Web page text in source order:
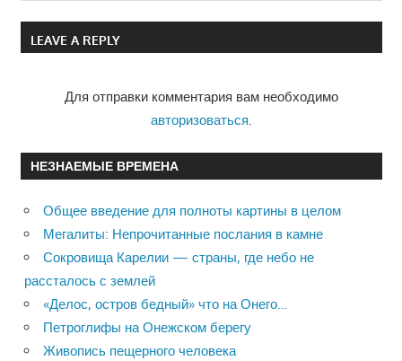
по
записям
LEAVE A REPLY
Для отправки комментария вам необходимо
авторизоваться.
НЕЗНАЕМЫЕ ВРЕМЕНА
Общее введение для полноты картины в целом
Мегалиты: Непрочитанные послания в камне
Сокровища Карелии — страны, где небо не
рассталось с землей
«Делос, остров бедный» что на Онего…
Петроглифы на Онежском берегу
Живопись пещерного человека